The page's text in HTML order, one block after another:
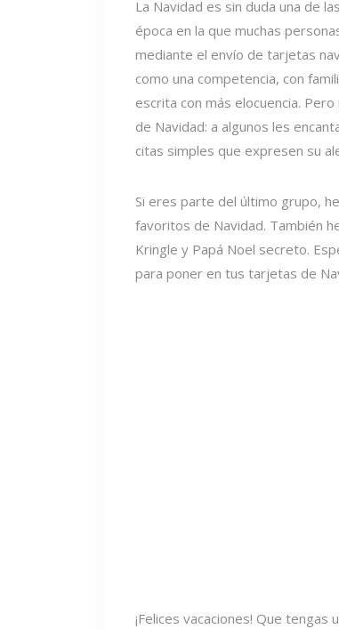
La Navidad es sin duda una de
época en la que muchas
mediante el envío de tarjetas
como una competencia, con
escrita con más elocuencia.
de Navidad: a algunos les
citas simples que expresen su
Si eres parte del último grupo,
favoritos de Navidad. También
Kringle y Papá Noel secreto.
para poner en tus tarjetas de
¡Felices vacaciones! Que tengas